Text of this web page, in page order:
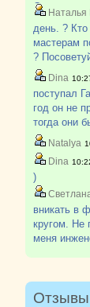
Студент с
опять
не стал
закрыть.
Наталья
день. ?
мастерам
?
Dina
поступал
год он не
тогда они
наверно
ЮУрГу.
не знаю,
Natalya
Dina
)
вникать в
кругом. Не
меня
каждом
Отзывы